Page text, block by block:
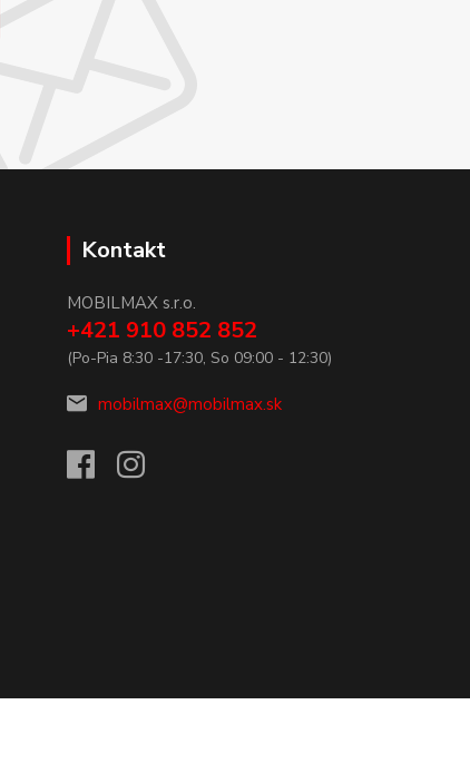
Kontakt
MOBILMAX s.r.o.
+421 910 852 852
(Po-Pia 8:30 -17:30, So 09:00 - 12:30)
mobilmax@mobilmax.sk